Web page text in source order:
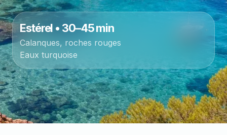
Estérel • 30–45 min
Calanques, roches rouges
Eaux turquoise